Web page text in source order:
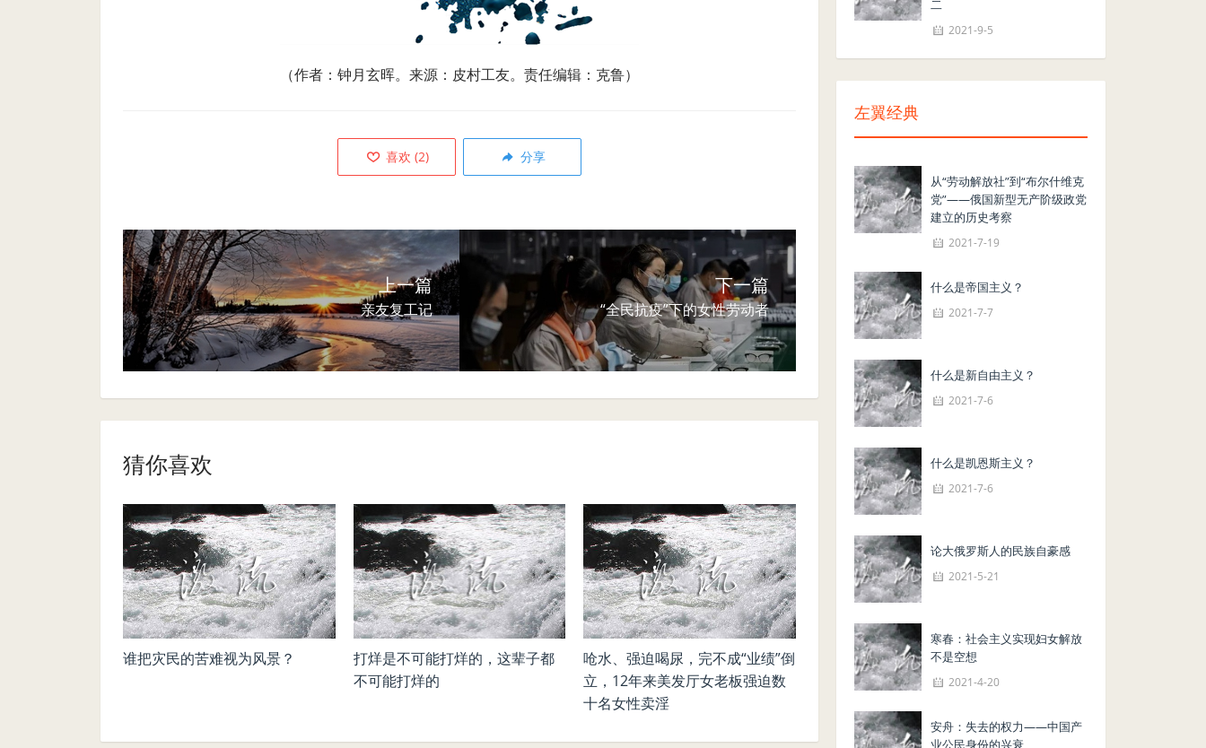
（作者： 钟月玄晖。来源：皮村工友。责任编辑：克鲁）
喜欢 (2) 分享
上一篇
亲友复工记
下一篇
“全民抗疫”下的女性劳动者
猜你喜欢
谁把灾民的苦难视为风景？
打烊是不可能打烊的，这辈子都
不可能打烊的
呛水、强迫喝尿，完不成“业绩”倒
立，12年来美发厅女老板强迫数
十名女性卖淫
二
2021-9-5
左翼经典
从“劳动解放社”到“布尔什维克
党”——俄国新型无产阶级政党
建立的历史考察
2021-7-19
什么是帝国主义？
2021-7-7
什么是新自由主义？
2021-7-6
什么是凯恩斯主义？
2021-7-6
论大俄罗斯人的民族自豪感
2021-5-21
寒春：社会主义实现妇女解放
不是空想
2021-4-20
安舟：失去的权力——中国产
业公民身份的兴衰